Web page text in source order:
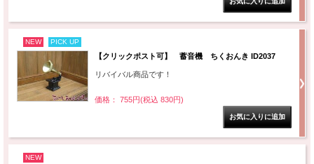
NEW PICK UP
【クリックポスト可】 蓄音機 ちくおんき ID2037
リバイバル商品です！
価格： 755円(税込 830円)
NEW